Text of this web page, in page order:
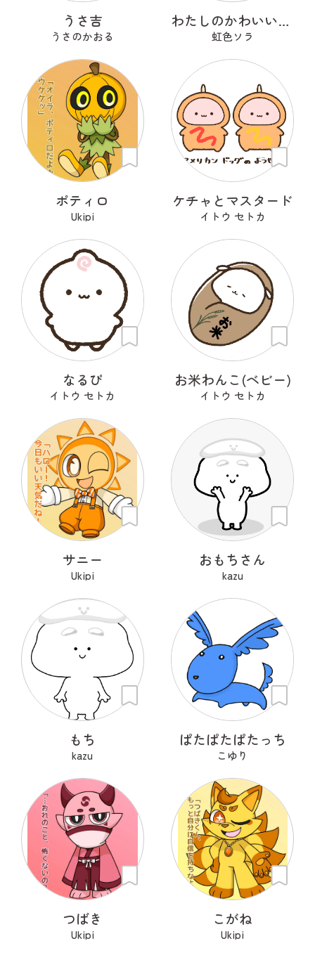
うさ吉
うさのかおる
わたしのかわいいせかい
虹色ソラ
ポティロ
Ukipi
ケチャとマスタード
イトウ セトカ
なるぴ
イトウ セトカ
お米わんこ(ベビー)
イトウ セトカ
サニー
Ukipi
おもちさん
kazu
もち
kazu
ぱたぱたぱたっち
こゆり
つばき
Ukipi
こがね
Ukipi